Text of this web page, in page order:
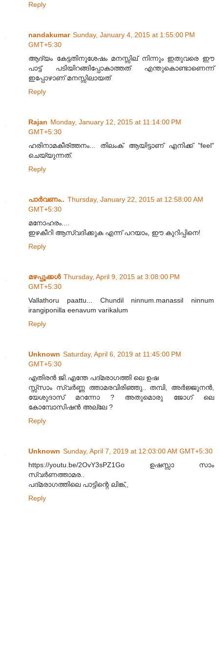
Reply
nandakumar Sunday, January 4, 2015 at 1:55:00 PM
GMT+5:30
ആദ്യം കേട്ടതിനുശേഷം മനസ്സില് നിന്നും ഇതുവരെ ഈ
പാട്ട് പടിയിറങ്ങിപ്പോകാത്തത് എന്തുകൊണ്ടാണെന്ന്
ഇപ്പോഴാണ് മനസ്സിലായത്
Reply
Rajan Monday, January 12, 2015 at 11:14:00 PM
GMT+5:30
ഹരിനാമകീര്ത്തനം... തിലംക് ആയിട്ടാണ് എനിക്ക് "feel"
ചെയ്യുന്നത്.
Reply
പാര്‍വണം.. Thursday, January 22, 2015 at 12:58:00 AM
GMT+5:30
മനോഹരം....
ഇഴകീറി ആസ്വദിക്കുക എന്ന് പറയാം, ഈ കുറിപ്പിനെ!
Reply
മഴപ്പൂക്കള്‍ Thursday, April 9, 2015 at 3:08:00 PM
GMT+5:30
Vallathoru paattu... Chundil ninnum.manassil ninnum
irangiponilla eenavum varikalum
Reply
Unknown Saturday, April 6, 2019 at 11:45:00 PM
GMT+5:30
എതിരൻ ജി.എന്തേ പദ്മരാഗത്തി ലെ ഉഷ
സ്സ്സാം സ്വർണ്ണ ത്താമരവിരിഞ്ഞു.. തമ്പി, അർജ്ജുനൻ,
യേശുദാസ് മറന്നോ ? അതുമൊരു ജോഗ് ലെ
കോമ്പോസിഷൻ അല്ലേ ?
Reply
Unknown Sunday, April 7, 2019 at 12:03:00 AM GMT+5:30
https://youtu.be/2OvY3sPZ1Go ഉഷസ്സാ സാം
സ്വർണത്താമര..
പദ്മരാഗത്തിലെ പാട്ടിന്റെ ലിങ്ക്,,
Reply